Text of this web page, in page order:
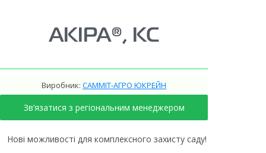
АКІРА®, КС
Виробник: САММІТ-АГРО ЮКРЕЙН
Зв’язатися з регіональним менеджером
Нові можливості для комплексного захисту саду!